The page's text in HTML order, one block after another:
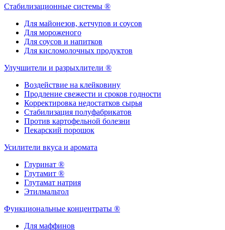
Стабилизационные системы ®
Для майонезов, кетчупов и соусов
Для мороженого
Для соусов и напитков
Для кисломолочных продуктов
Улучшители и разрыхлители ®
Воздействие на клейковину
Продление свежести и сроков годности
Корректировка недостатков сырья
Стабилизация полуфабрикатов
Против картофельной болезни
Пекарский порошок
Усилители вкуса и аромата
Глуринат ®
Глутамит ®
Глутамат натрия
Этилмальтол
Функциональные концентраты ®
Для маффинов